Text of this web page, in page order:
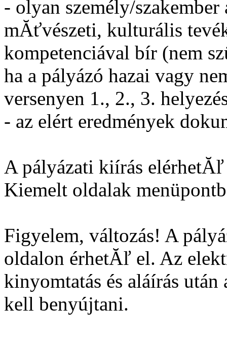
- olyan személy/
mĂťvészeti, kulturális
kompetenciával bír (nem
ha a pályázó hazai vagy
versenyen 1., 2., 3.
- az elért eredmények
A pályázati kiírás
Kiemelt oldalak
Figyelem, változás! A
oldalon érhetĂľ el. Az
kinyomtatás és aláírás
kell benyújtani.